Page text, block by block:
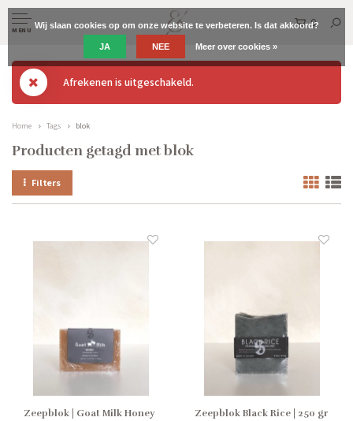
MENU
0
Afrekenen is uitgeschakeld.
Home Tags blok
Producten getagd met blok
Filters
Zeepblok | Goat Milk Honey
Zeepblok Black Rice | 250 gr
Wij slaan cookies op om onze website te verbeteren. Is dat akkoord?
JA NEE Meer over cookies »